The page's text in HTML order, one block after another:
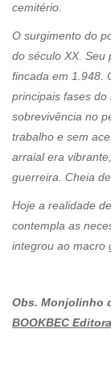
cemitério.
O surgimento do
do século XX. Seu
fincada em 1.948.
principais fases do
sobrevivência no
trabalho e sem
arraial era
guerreira. Cheia
Hoje a realidade
contempla as
integrou ao macro
Obs. Monjolinho
BOOKBEC